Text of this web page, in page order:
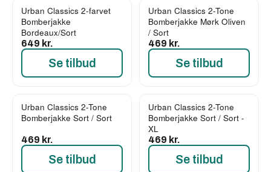
Urban Classics 2-farvet
Bomberjakke
Bordeaux/Sort
649 kr.
Se tilbud
Urban Classics 2-Tone
Bomberjakke Mørk Oliven
/ Sort
469 kr.
Se tilbud
Urban Classics 2-Tone
Bomberjakke Sort / Sort
469 kr.
Se tilbud
Urban Classics 2-Tone
Bomberjakke Sort / Sort -
XL
469 kr.
Se tilbud